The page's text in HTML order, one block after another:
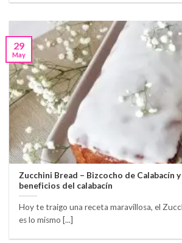
Zucchini Bread – Bizcocho de Calabacín
beneficios del calabacín
Hoy te traigo una receta maravillosa, el
es lo mismo [...]
29
May